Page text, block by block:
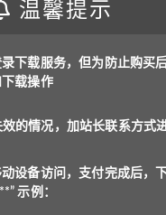
er.com 或者 29901943
生额外的费用。
含电话、微信、QQ等）
温馨提示
下载服务，但为防止购买
载操作
的情况，加站长联系方式
设备访问，支付完成后，
示例：